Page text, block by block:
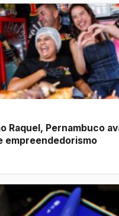
Raquel, Pernambuco
empreendedorismo